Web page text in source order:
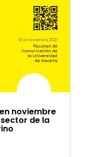
noviembre
de la